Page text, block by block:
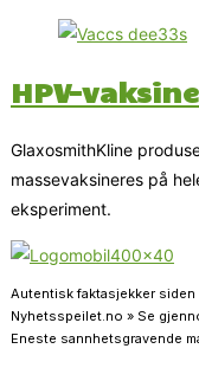
HPV-
GlaxosmithKline
massevaksineres på
eksperiment.
Autentisk faktasjekker
Nyhetsspeilet.no » Se
Eneste sannhetsgravende